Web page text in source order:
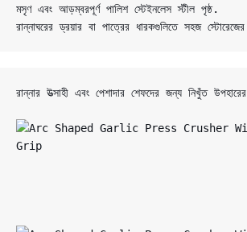
মসৃণ এবং আড়ম্বরপূর্ণ পালিশ স্টেইনলেস স্টীল পৃষ্ঠ.
রান্নাঘরের ড্রয়ার বা পাত্রের ধারকগুলিতে সহজ
রান্নার উত্সাহী এবং পেশাদার শেফদের জন্য নিখুঁত উপহারের